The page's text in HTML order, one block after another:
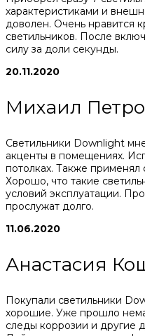
характеристиками и
доволен. Очень нравится
светильников. После
силу за доли секунды.
20.11.2020
Михаил
Светильники Downlight
акценты в помещениях.
потолках. Также применял
Хорошо, что такие
условий эксплуатации.
прослужат долго.
11.06.2020
Анастасия
Покупали светильники
хорошие. Уже прошло
следы коррозии и другие